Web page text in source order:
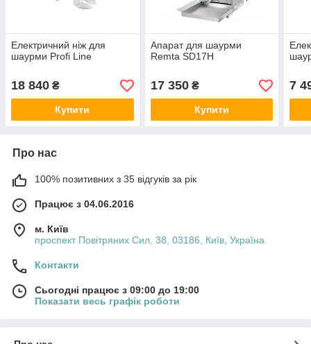
Електричний ніж для
шаурми Profi Line
18 840 ₴
Купити
Апарат для шаурми
Remta SD17H
17 350₴
Купити
7
Про нас
100% позитивних з 35 відгуків за рік
Працює з 04.06.2016
м. Київ
проспект Повітряних Сил, 38, 03186, Київ, Україна
Контакти
Сьогодні працює з 09:00 до 19:00
Показати весь графік роботи